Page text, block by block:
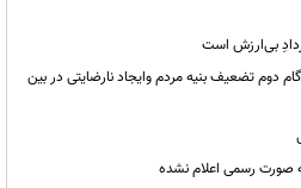
بی‌ارزش است
دوم تضعیف بنیه مردم وایجاد نارضایتی در بین
صورت رسمی اعلام نشده